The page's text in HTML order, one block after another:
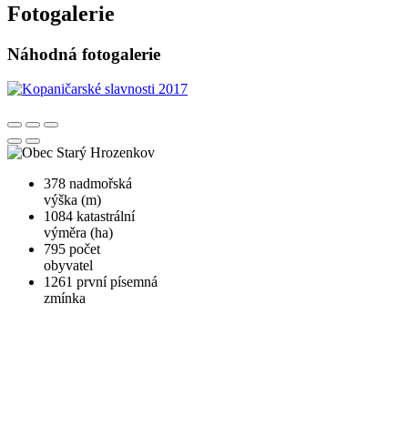
Fotogalerie
Náhodná fotogalerie
378 nadmořská
výška (m)
1084 katastrální
výměra (ha)
795 počet
obyvatel
1261 první písemná
zmínka